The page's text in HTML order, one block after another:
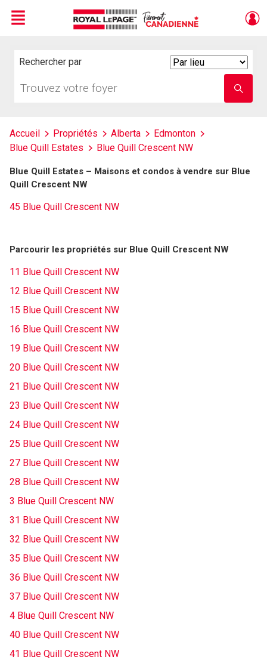
Menu
Rechercher par
votre
nom
Accueil Propriétés Alberta
Edmonton
Blue Quill Estates
Blue Quill Crescent NW
Blue Quill Estates – Maisons et condos à vendre sur Blue
Quill Crescent NW
45 Blue Quill Crescent NW
Parcourir les propriétés sur Blue Quill Crescent NW
11 Blue Quill Crescent NW
12 Blue Quill Crescent NW
15 Blue Quill Crescent NW
16 Blue Quill Crescent NW
19 Blue Quill Crescent NW
20 Blue Quill Crescent NW
21 Blue Quill Crescent NW
23 Blue Quill Crescent NW
24 Blue Quill Crescent NW
25 Blue Quill Crescent NW
27 Blue Quill Crescent NW
28 Blue Quill Crescent NW
3 Blue Quill Crescent NW
31 Blue Quill Crescent NW
32 Blue Quill Crescent NW
35 Blue Quill Crescent NW
36 Blue Quill Crescent NW
37 Blue Quill Crescent NW
4 Blue Quill Crescent NW
40 Blue Quill Crescent NW
41 Blue Quill Crescent NW